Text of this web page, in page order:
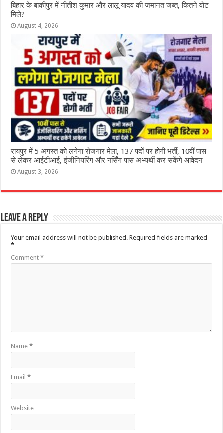
ब‍िहार के बांकीपुर में न‍ीतीश कुमार और लालू यादव की जमानत जब्‍त, कितने वोट
मिले?
August 4, 2026
रायपुर में 5 अगस्त को लगेगा रोजगार मेला, 137 पदों पर होगी भर्ती, 10वीं पास
से लेकर आईटीआई, इंजीनियरिंग और नर्सिंग पास अभ्यर्थी कर सकेंगे आवेदन
August 3, 2026
Leave a Reply
Your email address will not be published. Required fields are marked
*
Comment*
Name*
Email*
Website